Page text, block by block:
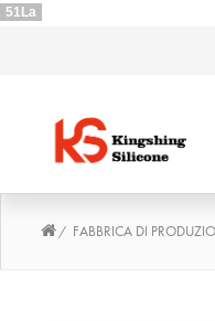
51La
/ FABBRICA DI